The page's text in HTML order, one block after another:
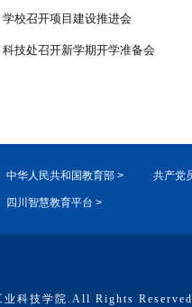
学校召开项目建设推进会
科技处召开新学期开学准备会
中华人民共和国教育部 > 共产党
四川智慧教育平台 >
业科技学院.All Rights